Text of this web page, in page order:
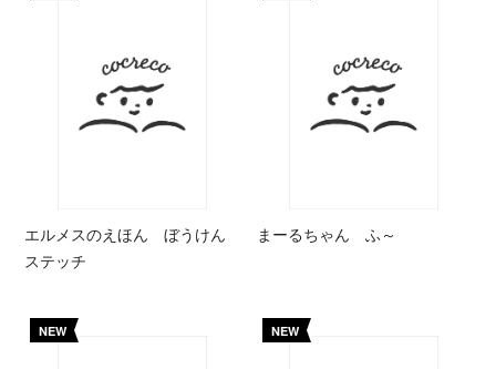
エルメスのえほん ぼうけん
ステッチ
まーるちゃん ふ～
NEW NEW